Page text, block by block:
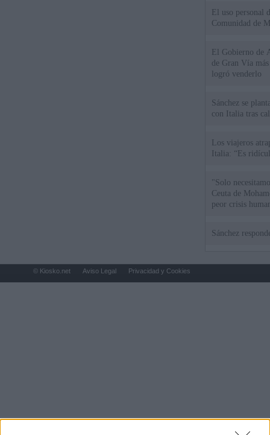
El uso personal
Comunidad de
El Gobierno de
de Gran Vía
logró venderlo
Sánchez se
con Italia tras
Los viajeros
Italia: “Es
"Solo
Ceuta de
peor crisis
Sánchez
© Kiosko.net Aviso Legal Privacidad y Cookies